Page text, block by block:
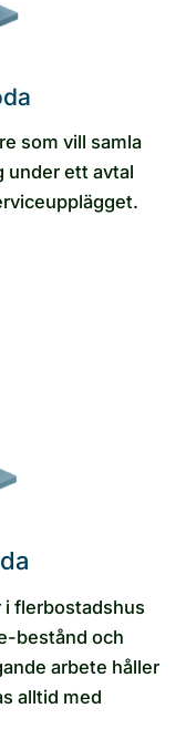
som vill samla
under ett avtal
i flerbostadshus
bestånd och
arbete håller
alltid med